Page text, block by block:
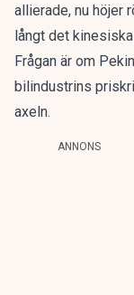
allierade, nu höjer
långt det
Frågan är om
bilindustrins
axeln.
ANNONS